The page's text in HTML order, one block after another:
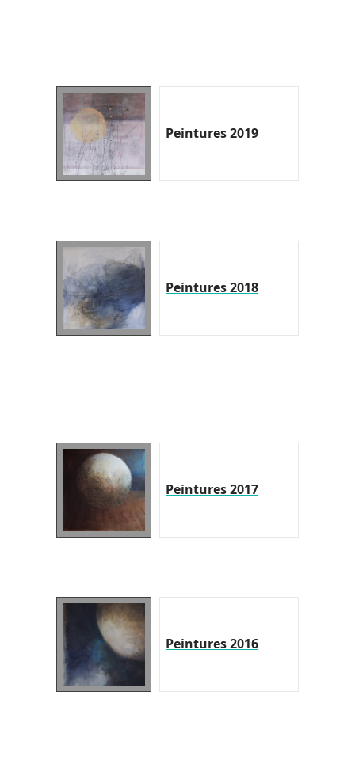
Peintures 2019
Peintures 2018
Peintures 2017
Peintures 2016